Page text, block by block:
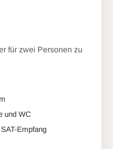
für zwei Personen zu
und WC
Empfang